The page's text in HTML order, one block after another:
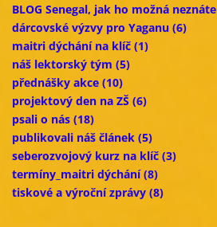
BLOG Senegal, jak ho možná neznáte
dárcovské výzvy pro Yaganu(6)
maitri dýchání na klíč(1)
náš lektorský tým (5)
přednášky akce(10)
projektový den na ZŠ (6)
psali o nás(18)
publikovali náš článek(5)
seberozvojový kurz na klíč(3)
termíny_maitri dýchání(8)
tiskové a výroční zprávy(8)